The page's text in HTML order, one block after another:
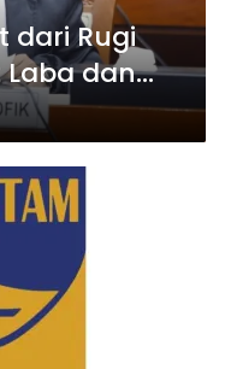
dari Rugi
Laba dan
Daerah